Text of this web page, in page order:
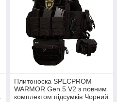
Плитоноска SPECPROM
WARMOR Gen.5 V2 з повним
комплектом підсумків Чорний